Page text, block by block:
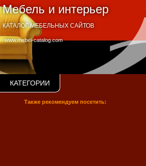
Мебель и интерьер
www.mebel-catalog.com
КАТАЛОГ МЕБЕЛЬНЫХ САЙТОВ
КАТЕГОРИИ
Также рекомендуем посетить: